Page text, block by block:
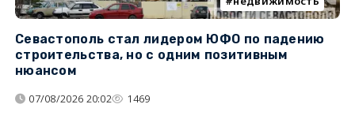
Севастополь стал лидером ЮФО по падению
строительства, но с одним позитивным
нюансом
07/08/2026 20:02 1469